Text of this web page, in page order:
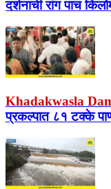
दर्शनाची रांग पाच
Khadakwasla
प्रकल्पात ८१ टक्के